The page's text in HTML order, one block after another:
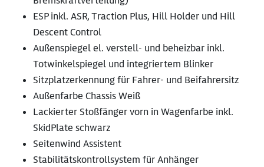
ESP inkl. ASR, Traction Plus, Hill Holder und Hill
Descent Control
Außenspiegel el. verstell- und beheizbar inkl.
Totwinkelspiegel und integriertem Blinker
Sitzplatzerkennung für Fahrer- und Beifahrersitz
Außenfarbe Chassis Weiß
Lackierter Stoßfänger vorn in Wagenfarbe inkl.
SkidPlate schwarz
Seitenwind Assistent
Stabilitätskontrollsystem für Anhänger